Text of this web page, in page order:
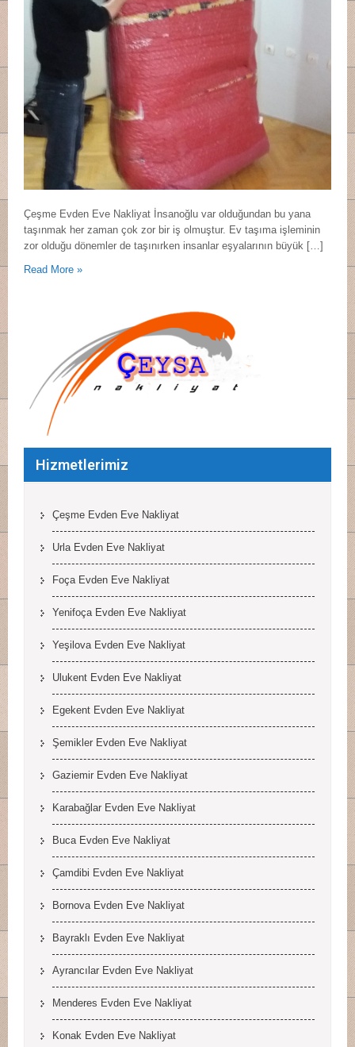
Çeşme Evden Eve Nakliyat İnsanoğlu var olduğundan bu yana
taşınmak her zaman çok zor bir iş olmuştur. Ev taşıma işleminin
zor olduğu dönemler de taşınırken insanlar eşyalarının büyük […]
Read More »
Hizmetlerimiz
Çeşme Evden Eve Nakliyat
Urla Evden Eve Nakliyat
Foça Evden Eve Nakliyat
Yenifoça Evden Eve Nakliyat
Yeşilova Evden Eve Nakliyat
Ulukent Evden Eve Nakliyat
Egekent Evden Eve Nakliyat
Şemikler Evden Eve Nakliyat
Gaziemir Evden Eve Nakliyat
Karabağlar Evden Eve Nakliyat
Buca Evden Eve Nakliyat
Çamdibi Evden Eve Nakliyat
Bornova Evden Eve Nakliyat
Bayraklı Evden Eve Nakliyat
Ayrancılar Evden Eve Nakliyat
Menderes Evden Eve Nakliyat
Konak Evden Eve Nakliyat